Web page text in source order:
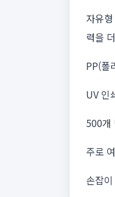
자유
력을
PP(폴
UV 인
500개
주로
손잡